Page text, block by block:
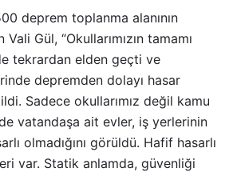
deprem toplanma alanının
Gül, “Okullarımızın tamamı
tekrardan elden geçti ve
depremden dolayı hasar
Sadece okullarımız değil kamu
vatandaşa ait evler, iş yerlerinin
olmadığını görüldü. Hafif hasarlı
var. Statik anlamda, güvenliği